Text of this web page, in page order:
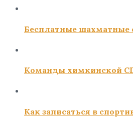
Бесплатные
Команды химкинской
Как записаться в